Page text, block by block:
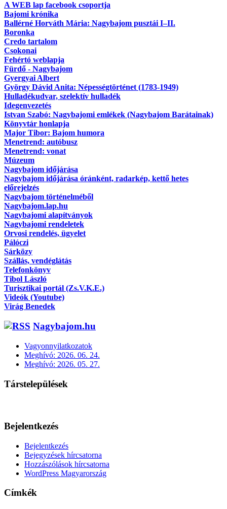
A WEB lap facebook csoportja
Bajomi krónika
Ballérné Horváth Mária: Nagybajom pusztái I–II.
Boronka
Credo tartalom
Csokonai
Fehértó weblapja
Fürdő - Nagybajom
Gyergyai Albert
György Dávid Anita: Népességtörténet (1783-1949)
Hulladékudvar, szelektív hulladék
Idegenvezetés
Istvan Szabó: Nagybajomi emlékek (Nagybajom Barátainak)
Könyvtár honlapja
Major Tibor: Bajom humora
Menetrend: autóbusz
Menetrend: vonat
Múzeum
Nagybajom időjárása
Nagybajom időjárása óránként, radarkép, kettő hetes
előrejelzés
Nagybajom történelméből
Nagybajom.lap.hu
Nagybajomi alapítványok
Nagybajomi rendeletek
Orvosi rendelés, ügyelet
Pálóczi
Sárközy
Szállás, vendéglátás
Telefonkönyv
Tibol László
Turisztikai portál (Zs.V.K.E.)
Videók (Youtube)
Virág Benedek
Nagybajom.hu
Vagyonnyilatkozatok
Meghívó: 2026. 06. 24.
Meghívó: 2026. 05. 27.
Társtelepülések
Bejelentkezés
Bejelentkezés
Bejegyzések hírcsatorna
Hozzászólások hírcsatorna
WordPress Magyarország
Címkék